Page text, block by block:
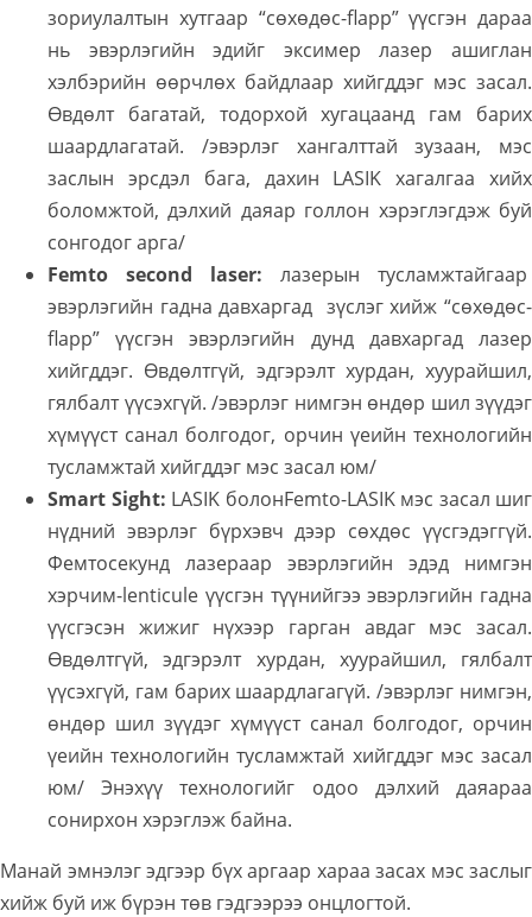
зориулалтын хутгаар “сөхөдөс-flapp” үүсгэн дараа
нь эвэрлэгийн эдийг эксимер лазер ашиглан
хэлбэрийн өөрчлөх байдлаар хийгддэг мэс засал.
Өвдөлт багатай, тодорхой хугацаанд гам барих
шаардлагатай. /эвэрлэг хангалттай зузаан, мэс
заслын эрсдэл бага, дахин LASIK хагалгаа хийх
боломжтой, дэлхий даяар голлон хэрэглэгдэж буй
сонгодог арга/
Femto second laser: лазерын тусламжтайгаар
эвэрлэгийн гадна давхаргад зүслэг хийж “сөхөдөс-
flapp” үүсгэн эвэрлэгийн дунд давхаргад лазер
хийгддэг. Өвдөлтгүй, эдгэрэлт хурдан, хуурайшил,
гялбалт үүсэхгүй. /эвэрлэг нимгэн өндөр шил зүүдэг
хүмүүст санал болгодог, орчин үеийн технологийн
тусламжтай хийгддэг мэс засал юм/
Smart Sight: LASIK болонFemto-LASIK мэс засал шиг
нүдний эвэрлэг бүрхэвч дээр сөхдөс үүсгэдэггүй.
Фемтосекунд лазераар эвэрлэгийн эдэд нимгэн
хэрчим-lenticule үүсгэн түүнийгээ эвэрлэгийн гадна
үүсгэсэн жижиг нүхээр гарган авдаг мэс засал.
Өвдөлтгүй, эдгэрэлт хурдан, хуурайшил, гялбалт
үүсэхгүй, гам барих шаардлагагүй. /эвэрлэг нимгэн,
өндөр шил зүүдэг хүмүүст санал болгодог, орчин
үеийн технологийн тусламжтай хийгддэг мэс засал
юм/ Энэхүү технологийг одоо дэлхий даяараа
сонирхон хэрэглэж байна.
Манай эмнэлэг эдгээр бүх аргаар хараа засах мэс заслыг
хийж буй иж бүрэн төв гэдгээрээ онцлогтой.